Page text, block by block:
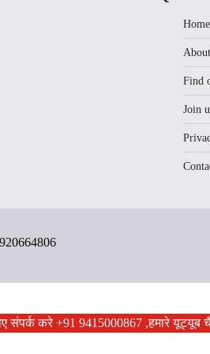
Home
Find
Join
संपर्क करे +91 9415000867 ,हमारे